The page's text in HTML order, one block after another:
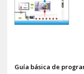
Guía básica de